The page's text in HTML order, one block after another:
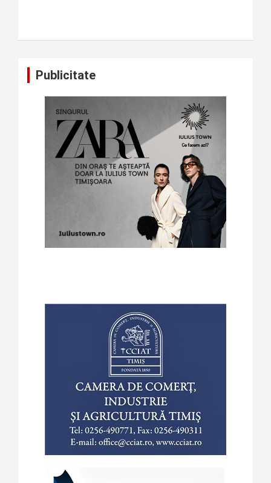
Publicitate